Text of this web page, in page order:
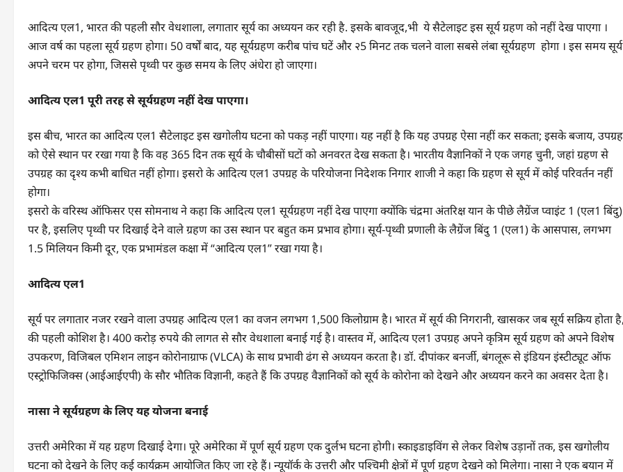
आदित्य एल1, भारत की पहली सौर वेधशाला, लगातार सूर्य का अध्ययन कर रही है. इसके बावजूद,भी ये सैटेलाइट इस सूर्य ग्रहण को नहीं देख पाएगा ।
आज वर्ष का पहला सूर्य ग्रहण होगा। 50 वर्षों बाद, यह सूर्यग्रहण करीब पांच घटें और २5 मिनट तक चलने वाला सबसे लंबा सूर्यग्रहण होगा । इस समय सूर्य
अपने चरम पर होगा, जिससे पृथ्वी पर कुछ समय के लिए अंधेरा हो जाएगा।
आदित्य एल1 पूरी तरह से सूर्यग्रहण नहीं देख पाएगा।
इस बीच, भारत का आदित्य एल1 सैटेलाइट इस खगोलीय घटना को पकड़ नहीं पाएगा। यह नहीं है कि यह उपग्रह ऐसा नहीं कर सकता; इसके बजाय, उपग्रह
को ऐसे स्थान पर रखा गया है कि वह 365 दिन तक सूर्य के चौबीसों घटों को अनवरत देख सकता है। भारतीय वैज्ञानिकों ने एक जगह चुनी, जहां ग्रहण से
उपग्रह का दृश्य कभी बाधित नहीं होगा। इसरो के आदित्य एल1 उपग्रह के परियोजना निदेशक निगार शाजी ने कहा कि ग्रहण से सूर्य में कोई परिवर्तन नहीं
होगा।
इसरो के वरिस्थ ऑफिसर एस सोमनाथ ने कहा कि आदित्य एल1 सूर्यग्रहण नहीं देख पाएगा क्योंकि चंद्रमा अंतरिक्ष यान के पीछे लैग्रेंज प्वाइंट 1 (एल1 बिंदु)
पर है, इसलिए पृथ्वी पर दिखाई देने वाले ग्रहण का उस स्थान पर बहुत कम प्रभाव होगा। सूर्य-पृथ्वी प्रणाली के लैग्रेंज बिंदु 1 (एल1) के आसपास, लगभग
1.5 मिलियन किमी दूर, एक प्रभामंडल कक्षा में “आदित्य एल1” रखा गया है।
आदित्य एल1
सूर्य पर लगातार नजर रखने वाला उपग्रह आदित्य एल1 का वजन लगभग 1,500 किलोग्राम है। भारत में सूर्य की निगरानी, खासकर जब सूर्य सक्रिय होता है,
की पहली कोशिश है। 400 करोड़ रुपये की लागत से सौर वेधशाला बनाई गई है। वास्तव में, आदित्य एल1 उपग्रह अपने कृत्रिम सूर्य ग्रहण को अपने विशेष
उपकरण, विजिबल एमिशन लाइन कोरोनाग्राफ (VLCA) के साथ प्रभावी ढंग से अध्ययन करता है। डॉ. दीपांकर बनर्जी, बंगलूरू से इंडियन इंस्टीट्यूट ऑफ
एस्ट्रोफिजिक्स (आईआईएपी) के सौर भौतिक विज्ञानी, कहते हैं कि उपग्रह वैज्ञानिकों को सूर्य के कोरोना को देखने और अध्ययन करने का अवसर देता है।
नासा ने सूर्यग्रहण के लिए यह योजना बनाई
उत्तरी अमेरिका में यह ग्रहण दिखाई देगा। पूरे अमेरिका में पूर्ण सूर्य ग्रहण एक दुर्लभ घटना होगी। स्काइडाइविंग से लेकर विशेष उड़ानों तक, इस खगोलीय
घटना को देखने के लिए कई कार्यक्रम आयोजित किए जा रहे हैं। न्यूयॉर्क के उत्तरी और पश्चिमी क्षेत्रों में पूर्ण ग्रहण देखने को मिलेगा। नासा ने एक बयान में